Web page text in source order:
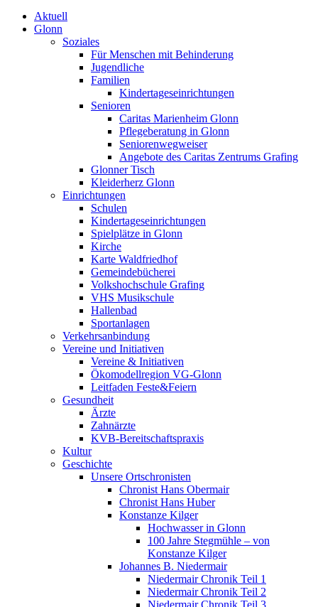
Markt Glonn
Aktuell
Glonn
Soziales
Für Menschen mit Behinderung
Jugendliche
Familien
Kindertageseinrichtungen
Senioren
Caritas Marienheim Glonn
Pflegeberatung in Glonn
Seniorenwegweiser
Angebote des Caritas Zentrums Grafing
Glonner Tisch
Kleiderherz Glonn
Einrichtungen
Schulen
Kindertageseinrichtungen
Spielplätze in Glonn
Kirche
Karte Waldfriedhof
Gemeindebücherei
Volkshochschule Grafing
VHS Musikschule
Hallenbad
Sportanlagen
Verkehrsanbindung
Vereine und Initiativen
Vereine & Initiativen
Ökomodellregion VG-Glonn
Leitfaden Feste&Feiern
Gesundheit
Ärzte
Zahnärzte
KVB-Bereitschaftspraxis
Kultur
Geschichte
Unsere Ortschronisten
Chronist Hans Obermair
Chronist Hans Huber
Konstanze Kilger
Hochwasser in Glonn
100 Jahre Stegmühle – von
Konstanze Kilger
Johannes B. Niedermair
Niedermair Chronik Teil 1
Niedermair Chronik Teil 2
Niedermair Chronik Teil 3